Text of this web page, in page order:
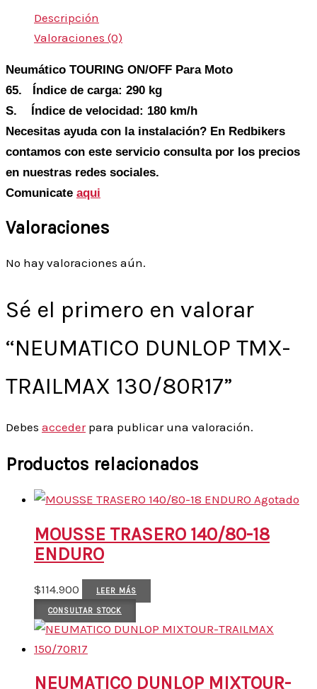
Descripción
Valoraciones (0)
Neumático TOURING ON/OFF Para Moto
65. Índice de carga: 290 kg
S. Índice de velocidad: 180 km/h
Necesitas ayuda con la instalación? En Redbikers
contamos con este servicio consulta por los precios
en nuestras redes sociales.
Comunicate aqui
Valoraciones
No hay valoraciones aún.
Sé el primero en valorar
“NEUMATICO DUNLOP TMX-
TRAILMAX 130/80R17”
Debes accederpara publicar una valoración.
Productos relacionados
Agotado
MOUSSE TRASERO 140/80-18
ENDURO
$114.900 LEER MÁS
CONSULTAR STOCK
NEUMATICO DUNLOP MIXTOUR-